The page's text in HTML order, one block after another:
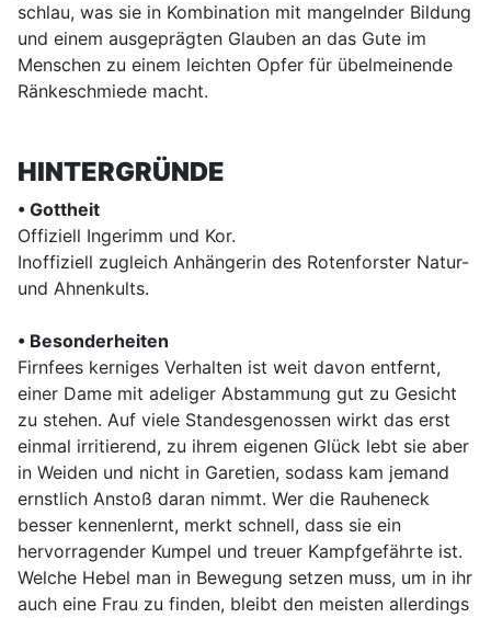
schlau, was sie in Kombination mit mangelnder Bildung
und einem ausgeprägten Glauben an das Gute im
Menschen zu einem leichten Opfer für übelmeinende
Ränkeschmiede macht.
HINTERGRÜNDE
• Gottheit
Offiziell Ingerimm und Kor.
Inoffiziell zugleich Anhängerin des Rotenforster Natur-
und Ahnenkults.
• Besonderheiten
Firnfees kerniges Verhalten ist weit davon entfernt,
einer Dame mit adeliger Abstammung gut zu Gesicht
zu stehen. Auf viele Standesgenossen wirkt das erst
einmal irritierend, zu ihrem eigenen Glück lebt sie aber
in Weiden und nicht in Garetien, sodass kam jemand
ernstlich Anstoß daran nimmt. Wer die Rauheneck
besser kennenlernt, merkt schnell, dass sie ein
hervorragender Kumpel und treuer Kampfgefährte ist.
Welche Hebel man in Bewegung setzen muss, um in ihr
auch eine Frau zu finden, bleibt den meisten allerdings